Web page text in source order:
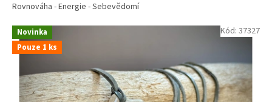
Rovnováha - Energie - Sebevědomí
Novinka
Pouze 1 ks
Kód: 37327